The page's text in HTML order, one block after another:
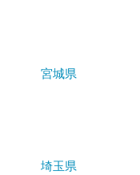
宮城県
埼玉県